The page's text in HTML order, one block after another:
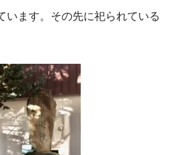
います。その先に祀られている